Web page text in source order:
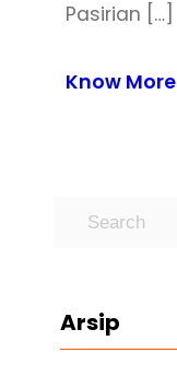
Pasirian […]
Know More
c
Arsip